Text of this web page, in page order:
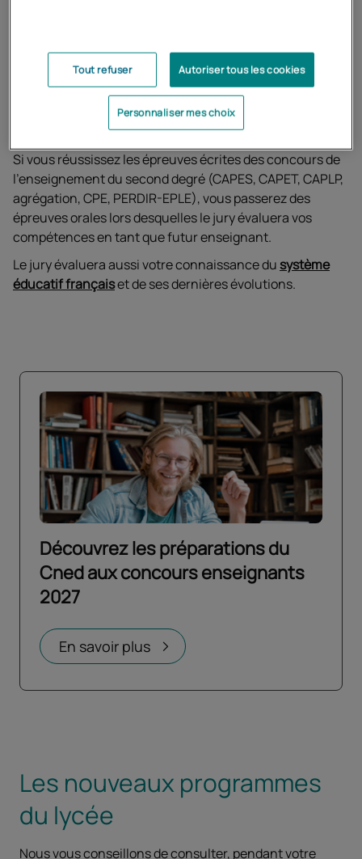
méthodologie et de connaissances spécifiques.
N'attendez pas les résultats d'admissibilité pour vous
préparer aux épreuves orales !
Si vous réussissez les épreuves écrites des concours de
l'enseignement du second degré (CAPES, CAPET, CAPLP,
agrégation, CPE, PERDIR-EPLE), vous passerez des
épreuves orales lors desquelles le jury évaluera vos
compétences en tant que futur enseignant.
Le jury évaluera aussi votre connaissance dusystème
éducatif françaiset de ses dernières évolutions.
Découvrez les préparations du
Cned aux concours enseignants
2027
En savoir plus
Ouvrir dans un nouvel onglet
Les nouveaux programmes
du lycée
Nous vous conseillons de consulter, pendant votre
Tout refuser Autoriser tous les cookies
Personnaliser mes choix